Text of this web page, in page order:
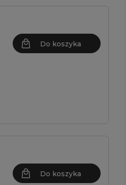
Do koszyka
Do koszyka